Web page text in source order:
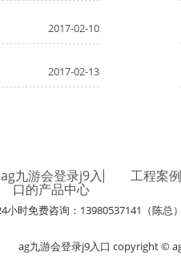
2017-02-10
2017-02-13
ag九游会登录j9入
口的产品中心
工程案例
小时免费咨询：13980537141（陈总
ag九游会登录j9入口 copyright ©